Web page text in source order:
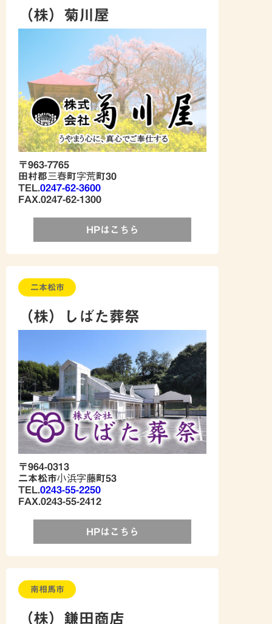
（株）菊川屋
〒963-7765
田村郡三春町字荒町30
TEL.0247-62-3600
FAX.0247-62-1300
HPはこちら
二本松市
（株）しばた葬祭
〒964-0313
二本松市小浜字藤町53
TEL.0243-55-2250
FAX.0243-55-2412
HPはこちら
南相馬市
（株）鎌田商店